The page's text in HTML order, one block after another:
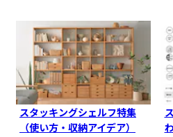
スタッキングシェルフ特集
（使い方・収納アイデア）